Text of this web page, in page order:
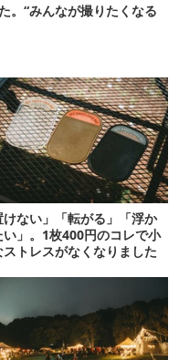
。“みんなが撮りたくなる
けない」「転がる」「浮か
い」。1枚400円のコレで小
ストレスがなくなりました